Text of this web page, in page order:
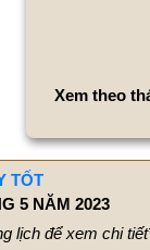
Xem theo
TỐT
5 NĂM 2023
lịch để xem chi